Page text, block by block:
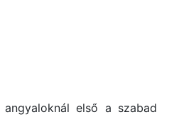
első a szabad